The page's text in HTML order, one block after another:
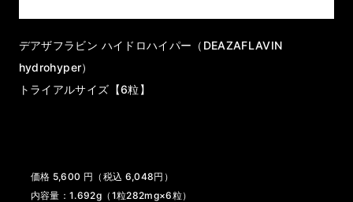
デアザフラビン ハイドロハイパー（DEAZAFLAVIN
hydrohyper）
トライアルサイズ【6粒】
価格 5,600 円（税込 6,048円）
内容量：1.692g（1粒282mg×6粒）